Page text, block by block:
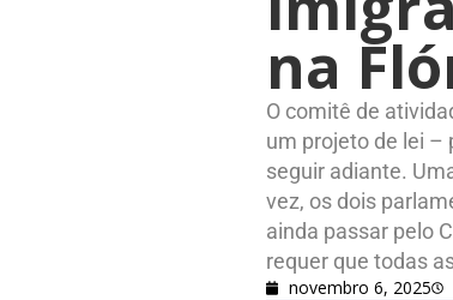
na
O comitê de
um projeto de lei –
seguir adiante.
vez, os dois
ainda passar pelo
requer que todas
novembro 6, 2025